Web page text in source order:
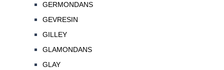
GERMONDANS
GEVRESIN
GILLEY
GLAMONDANS
GLAY